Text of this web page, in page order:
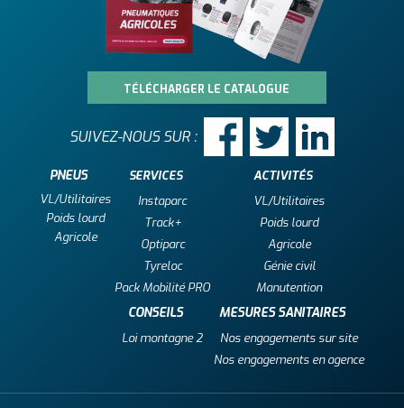
PNEUS
VL/Utilitaires
Poids lourd
Agricole
SERVICES
Instaparc
Track+
Optiparc
Tyreloc
Pack Mobilité PRO
CONSEILS
Loi montagne 2
ACTIVITÉS
VL/Utilitaires
Poids lourd
Agricole
Génie civil
Manutention
MESURES SANITAIRES
Nos engagements sur site
Nos engagements en agence
TÉLÉCHARGER LE CATALOGUE
SUIVEZ-NOUS SUR :